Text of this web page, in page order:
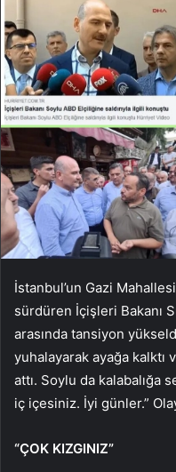
İstanbul’un Gazi
sürdüren İçişleri Bakanı
arasında tansiyon
yuhalayarak ayağa kalktı
attı. Soylu da kalabalığa
iç içesiniz. İyi günler.”
“ÇOK KIZGINIZ”